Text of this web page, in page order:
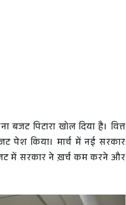
बजट पिटारा खोल दिया है। वित्त
पेश किया। मार्च में नई सरकार
में सरकार ने ख़र्च कम करने और